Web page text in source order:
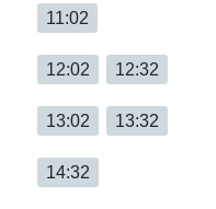
11:02
12:02 12:32
13:02 13:32
14:32